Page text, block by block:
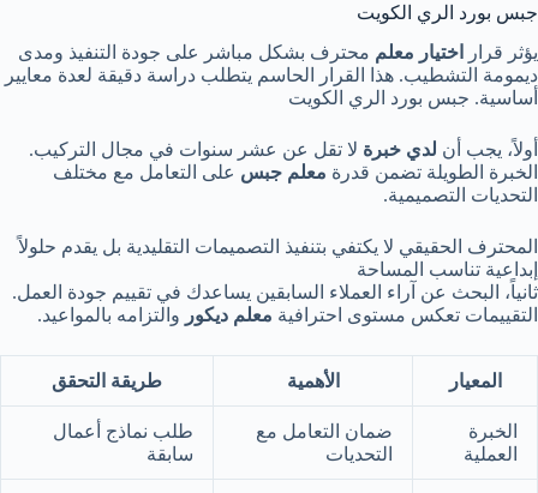
جبس بورد الري الكويت
يؤثر قرار
اختيار معلم محترف بشكل مباشر على جودة التنفيذ ومدى
ديمومة التشطيب. هذا القرار الحاسم يتطلب دراسة دقيقة لعدة معايير
أساسية. جبس بورد الري الكويت
أولاً، يجب أن لدي خبرة لا تقل عن عشر سنوات في مجال التركيب.
الخبرة الطويلة تضمن قدرة معلم جبس على التعامل مع مختلف
التحديات التصميمية.
المحترف الحقيقي لا يكتفي بتنفيذ التصميمات التقليدية بل يقدم حلولاً
إبداعية تناسب المساحة
ثانياً، البحث عن آراء العملاء السابقين يساعدك في تقييم جودة العمل.
التقييمات تعكس مستوى احترافية معلم ديكور والتزامه بالمواعيد.
المعيار الأهمية طريقة التحقق
الخبرة
العملية
ضمان التعامل مع
التحديات
طلب نماذج أعمال
سابقة